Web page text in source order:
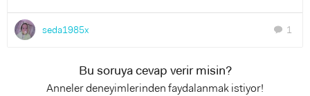
seda1985x chat 1
Bu soruya cevap verir misin?
Anneler deneyimlerinden faydalanmak istiyor!